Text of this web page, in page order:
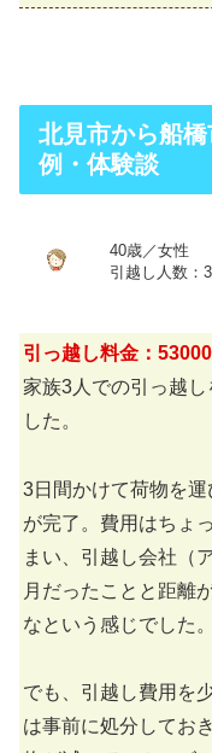
北見市から船
例・体験談
40歳／女性
引越し人数：
引っ越し料金：
家族3人での引っ越
した。
3日間かけて荷物を
が完了。費用はちょ
まい、引越し会社（
月だったことと距離
なという感じでした。
でも、引越し費用を
は事前に処分してお